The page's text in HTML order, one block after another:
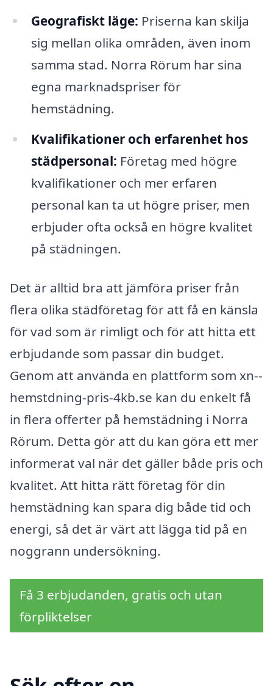
Geografiskt läge: Priserna kan skilja
sig mellan olika områden, även inom
samma stad. Norra Rörum har sina
egna marknadspriser för
hemstädning.
Kvalifikationer och erfarenhet hos
städpersonal: Företag med högre
kvalifikationer och mer erfaren
personal kan ta ut högre priser, men
erbjuder ofta också en högre kvalitet
på städningen.
Det är alltid bra att jämföra priser från
flera olika städföretag för att få en känsla
för vad som är rimligt och för att hitta ett
erbjudande som passar din budget.
Genom att använda en plattform som xn--
hemstdning-pris-4kb.se kan du enkelt få
in flera offerter på hemstädning i Norra
Rörum. Detta gör att du kan göra ett mer
informerat val när det gäller både pris och
kvalitet. Att hitta rätt företag för din
hemstädning kan spara dig både tid och
energi, så det är värt att lägga tid på en
noggrann undersökning.
Få 3 erbjudanden, gratis och utan
förpliktelser